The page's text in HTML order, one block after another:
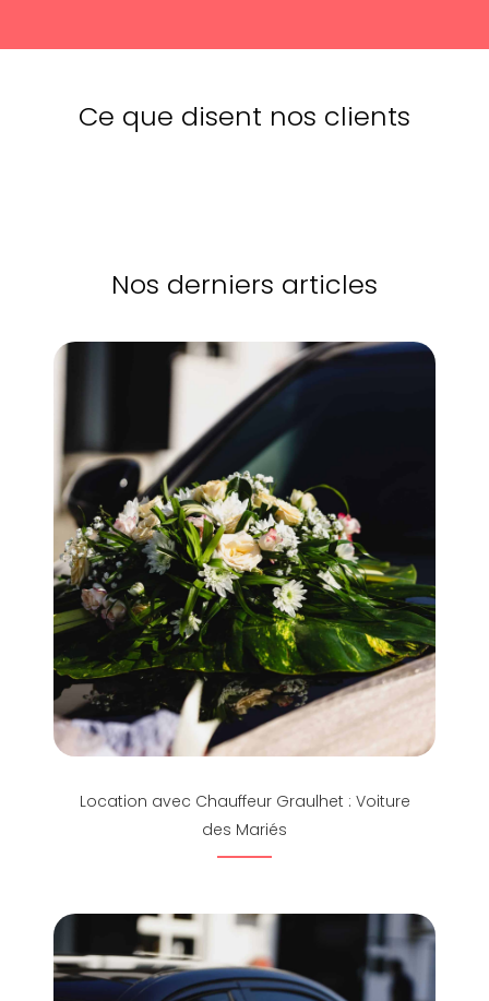
Ce que disent nos clients
Nos derniers articles
Location avec Chauffeur Graulhet : Voiture
des Mariés